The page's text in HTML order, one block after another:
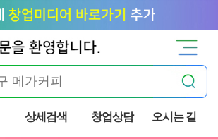
상세검색 창업상담 오시는 길